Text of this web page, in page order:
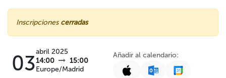
Inscripciones cerradas
03abril 2025
14:00
15:00
Europe/Madrid
Añadir al calendario: